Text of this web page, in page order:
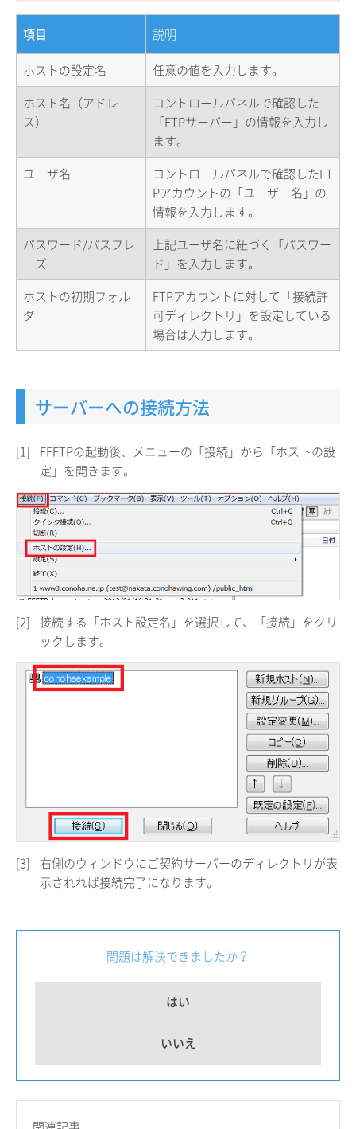
項目 説明
ホストの設定名
任意の値を入力します。
ホスト名（アドレ
ス）
コントロールパネルで確認した
「FTPサーバー」の情報を入力し
ます。
ユーザ名
コントロールパネルで確認したFT
Pアカウントの「ユーザー名」の
情報を入力します。
パスワード/パスフレ
ーズ
上記ユーザ名に紐づく「パスワー
ド」を入力します。
ホストの初期フォル
ダ
FTPアカウントに対して「接続許
可ディレクトリ」を設定している
場合は入力します。
サーバーへの接続方法
[1]
FFFTPの起動後、メニューの「接続」から「ホストの設
定」を開きます。
[2]
接続する「ホスト設定名」を選択して、「接続」をクリ
ックします。
[3]
右側のウィンドウにご契約サーバーのディレクトリが表
示されれば接続完了になります。
問題は解決できましたか？
はい
いいえ